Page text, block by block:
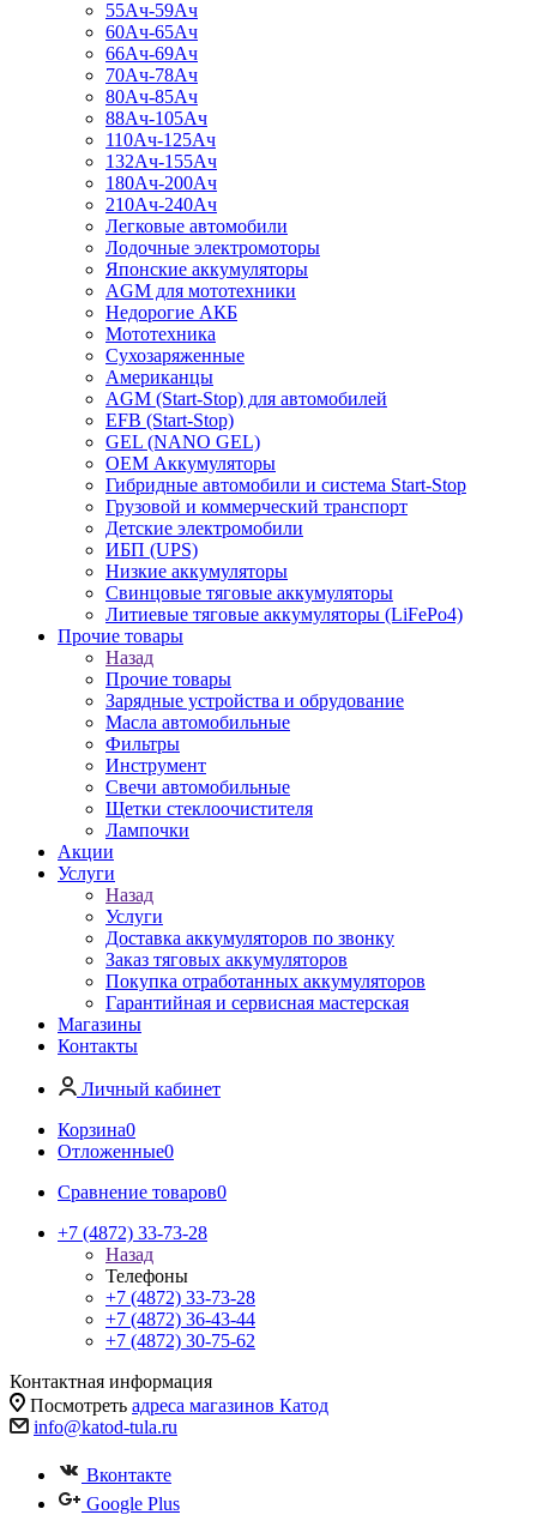
55Ач-59Ач
60Ач-65Ач
66Ач-69Ач
70Ач-78Ач
80Ач-85Ач
88Ач-105Ач
110Ач-125Ач
132Ач-155Ач
180Ач-200Ач
210Ач-240Ач
Легковые автомобили
Лодочные электромоторы
Японские аккумуляторы
AGM для мототехники
Недорогие АКБ
Мототехника
Сухозаряженные
Американцы
AGM (Start-Stop) для автомобилей
EFB (Start-Stop)
GEL (NANO GEL)
OEM Аккумуляторы
Гибридные автомобили и система Start-Stop
Грузовой и коммерческий транспорт
Детские электромобили
ИБП (UPS)
Низкие аккумуляторы
Свинцовые тяговые аккумуляторы
Литиевые тяговые аккумуляторы (LiFePo4)
Прочие товары
Назад
Прочие товары
Зарядные устройства и обрудование
Масла автомобильные
Фильтры
Инструмент
Свечи автомобильные
Щетки стеклоочистителя
Лампочки
Акции
Услуги
Назад
Услуги
Доставка аккумуляторов по звонку
Заказ тяговых аккумуляторов
Покупка отработанных аккумуляторов
Гарантийная и сервисная мастерская
Магазины
Контакты
Личный кабинет
Корзина0
Отложенные0
Сравнение товаров0
+7 (4872) 33-73-28
Назад
Телефоны
+7 (4872) 33-73-28
+7 (4872) 36-43-44
+7 (4872) 30-75-62
Контактная информация
Посмотреть адреса магазинов Катод
info@katod-tula.ru
Вконтакте
Google Plus